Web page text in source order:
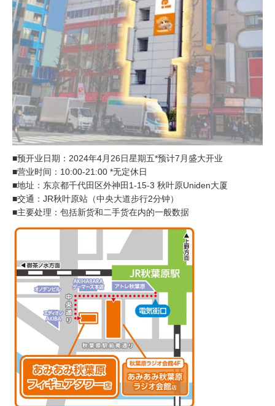
■预开业日期：2024年4月26日星期五*预计7月盛大开业
■营业时间：10:00-21:00 *无定休日
■地址：东京都千代田区外神田1-15-3 秋叶原Uniden大厦
■交通：JR秋叶原站（中央大道步行2分钟）
■主要处理：包括新货和二手货在内的一般数据